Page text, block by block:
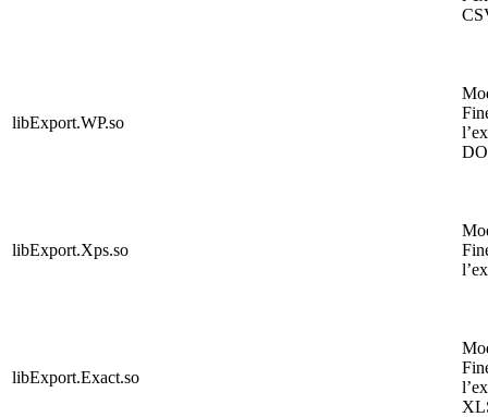
libExport.WP.so
libExport.Xps.so
libExport.Exact.so